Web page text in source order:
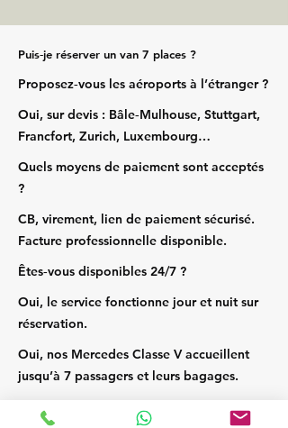
Puis‑je réserver un van 7 places ?
Proposez‑vous les aéroports à l’étranger ?
Oui, sur devis : Bâle‑Mulhouse, Stuttgart,
Francfort, Zurich, Luxembourg…
Quels moyens de paiement sont acceptés
?
CB, virement, lien de paiement sécurisé.
Facture professionnelle disponible.
Êtes‑vous disponibles 24/7 ?
Oui, le service fonctionne jour et nuit sur
réservation.
Oui, nos Mercedes Classe V accueillent
jusqu’à 7 passagers et leurs bagages.